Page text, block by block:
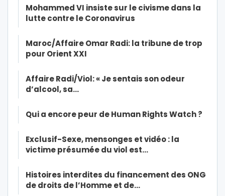
Mohammed VI insiste sur le civisme dans la
lutte contre le Coronavirus
Maroc/Affaire Omar Radi: la tribune de trop
pour Orient XXI
Affaire Radi/Viol: « Je sentais son odeur
d’alcool, sa…
Qui a encore peur de Human Rights Watch ?
Exclusif-Sexe, mensonges et vidéo : la
victime présumée du viol est…
Histoires interdites du financement des ONG
de droits de l’Homme et de…